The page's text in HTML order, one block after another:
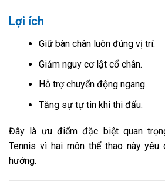
Lợi ích
Giữ bàn chân luôn đúng vị trí.
Giảm nguy cơ lật cổ chân.
Hỗ trợ chuyển động ngang.
Tăng sự tự tin khi thi đấu.
Đây là ưu điểm đặc biệt quan
Tennis vì hai môn thể thao này yêu
hướng.